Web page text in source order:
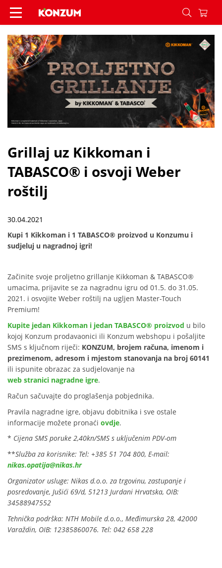
Grillaj uz Kikkoman i TABASCO® i osvoji Weber
Grillaj uz Kikkoman i
TABASCO® i osvoji Weber
roštilj
30.04.2021
Kupi 1 Kikkoman i 1 TABASCO® proizvod u Konzumu i
sudjeluj u nagradnoj igri!
Začinite svoje proljetno grillanje Kikkoman & TABASCO®
umacima, prijavite se za nagradnu igru od 01.5. do 31.05.
2021. i osvojite Weber roštilj na ugljen Master-Touch
Premium!
Kupite jedan Kikkoman i jedan TABASCO® proizvod u bilo
kojoj Konzum prodavaonici ili Konzum webshopu i pošaljite
SMS s ključnom riječi: KONZUM, brojem računa, imenom i
prezimenom, adresom i mjestom stanovanja na broj 60141
ili ispunite obrazac za sudjelovanje na
web stranici nagradne igre.
Račun sačuvajte do proglašenja pobjednika.
Pravila nagradne igre, objavu dobitnika i sve ostale
informacije možete pronaći ovdje.
* Cijena SMS poruke 2,40kn/SMS s uključenim PDV-om
**Služba za korisnike: Tel: +385 51 704 800, E-mail:
nikas.opatija@nikas.hr
Organizator usluge: Nikas d.o.o. za trgovinu, zastupanje i
posredovanje, Jušići 69/d, 51213 Jurdani Hrvatska, OIB:
34588947552
Tehnička podrška: NTH Mobile d.o.o., Međimurska 28, 42000
Varaždin, OIB: 12385860076. Tel: 042 658 228